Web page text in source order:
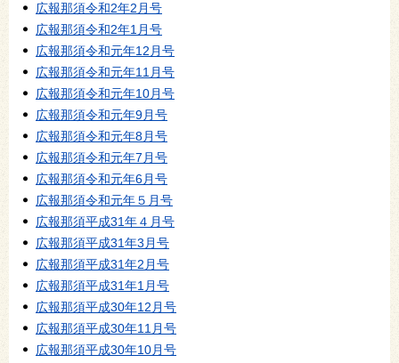
広報那須令和2年2月号
広報那須令和2年1月号
広報那須令和元年12月号
広報那須令和元年11月号
広報那須令和元年10月号
広報那須令和元年9月号
広報那須令和元年8月号
広報那須令和元年7月号
広報那須令和元年6月号
広報那須令和元年５月号
広報那須平成31年４月号
広報那須平成31年3月号
広報那須平成31年2月号
広報那須平成31年1月号
広報那須平成30年12月号
広報那須平成30年11月号
広報那須平成30年10月号